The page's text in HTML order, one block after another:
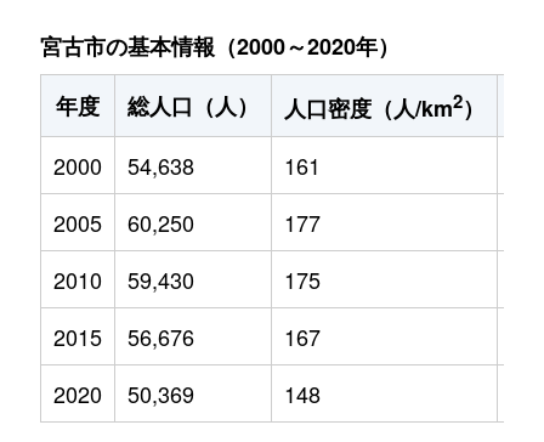
宮古市の基本情報（2000～2020年）
年度
総人口（人） 人口密度（人/km2）
2000
54,638 161
2005
60,250 177
2010
59,430 175
2015
56,676 167
2020
50,369 148